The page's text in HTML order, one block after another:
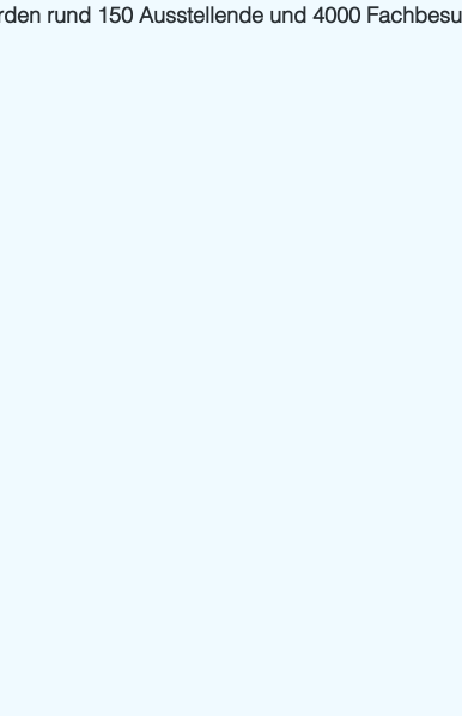
rund 150 Ausstellende und 4000